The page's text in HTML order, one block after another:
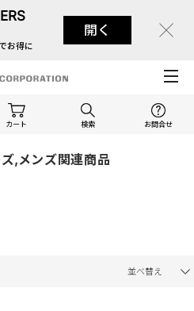
お得に
開く
カート 検索 お問合せ
,メンズ関連商品
並べ替え